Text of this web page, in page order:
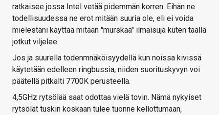
ratkaisee jossa Intel vetää pidemmän korren. Eihän ne
todellisuudessa ne erot mitään suuria ole, eli ei voida
mielestäni käyttää mitään "murskaa" ilmaisuja kuten täällä
jotkut viljelee.
Jos ja suurella todenmnäköisyydellä kun noissa kivissä
käytetään edelleen ringbussia, niiden suorituskyvyn voi
päätellä pitkälti 7700K perusteella.
4,5GHz rytsölää saat odottaa vielä tovin. Nämä nykyiset
rytsölät tuskin koskaan tulee tuonne kellottumaan,